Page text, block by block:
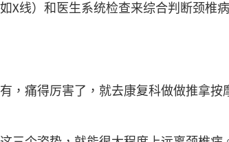
）和医生系统检查来综合判断颈椎
痛得厉害了，就去康复科做做推拿按